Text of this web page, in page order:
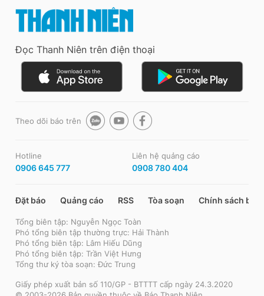
Đọc Thanh Niên trên điện thoại
Theo dõi báo trên
Hotline
0906 645 777
Liên hệ quảng cáo
0908 780 404
Đặt báo Quảng cáo RSS Tòa soạn Chính sách bảo
Tổng biên tập: Nguyễn Ngọc Toàn
Phó tổng biên tập thường trực: Hải Thành
Phó tổng biên tập: Lâm Hiếu Dũng
Phó tổng biên tập: Trần Việt Hưng
Tổng thư ký tòa soạn: Đức Trung
Giấy phép xuất bản số 110/GP - BTTTT cấp ngày 24.3.2020